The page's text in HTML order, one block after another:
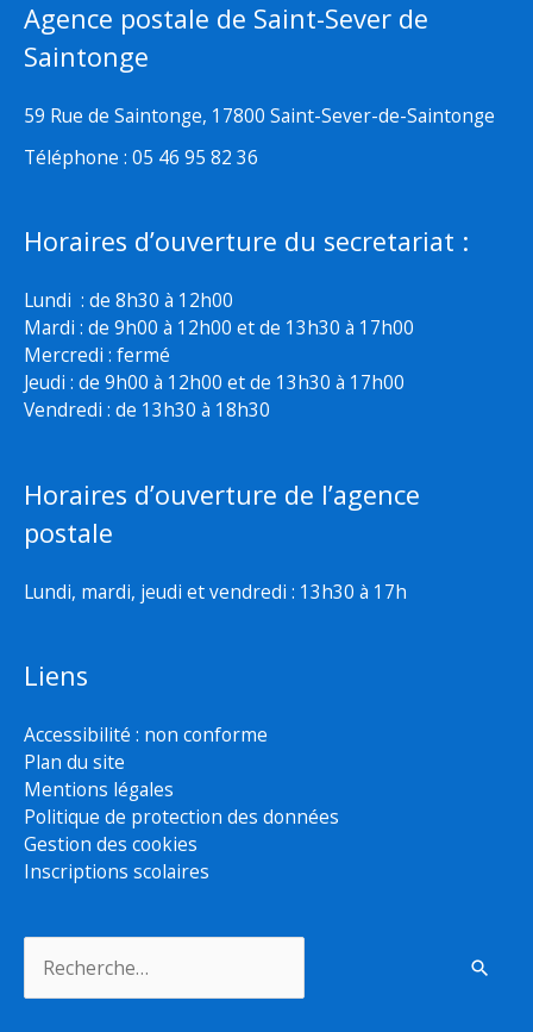
Agence postale de Saint-Sever de
Saintonge
59 Rue de Saintonge, 17800 Saint-Sever-de-Saintonge
Téléphone : 05 46 95 82 36
Horaires d’ouverture du secretariat :
Lundi : de 8h30 à 12h00
Mardi : de 9h00 à 12h00 et de 13h30 à 17h00
Mercredi : fermé
Jeudi : de 9h00 à 12h00 et de 13h30 à 17h00
Vendredi : de 13h30 à 18h30
Horaires d’ouverture de l’agence
postale
Lundi, mardi, jeudi et vendredi : 13h30 à 17h
Liens
Accessibilité : non conforme
Plan du site
Mentions légales
Politique de protection des données
Gestion des cookies
Inscriptions scolaires